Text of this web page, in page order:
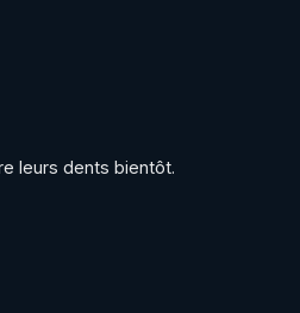
leurs dents bientôt.